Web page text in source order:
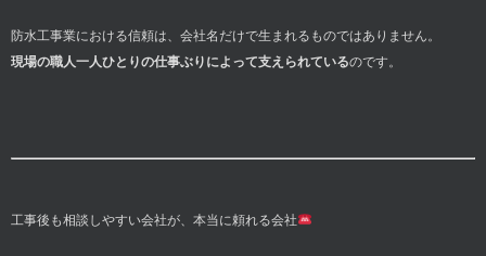
防水工事業における信頼は、会社名だけで生まれるものではありません。
現場の職人一人ひとりの仕事ぶりによって支えられているのです。
工事後も相談しやすい会社が、本当に頼れる会社